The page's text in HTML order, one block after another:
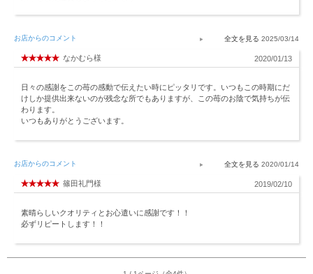
お店からのコメント 2025/03/14
なかむら様 2020/01/13
日々の感謝をこの苺の感動で伝えたい時にピッタリです。いつもこの時期にだ
けしか提供出来ないのが残念な所でもありますが、この苺のお陰で気持ちが伝
わります。
いつもありがとうございます。
お店からのコメント 2020/01/14
篠田礼門様 2019/02/10
素晴らしいクオリティとお心遣いに感謝です！！
必ずリピートします！！